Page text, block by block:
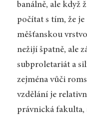
banálně, ale když
počítat s tím, že
měšťanskou
nežijí špatně, ale
subproletariát a
zejména vůči
vzdělání je
právnická